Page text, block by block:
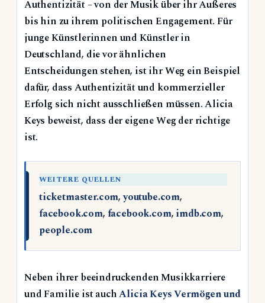
Authentizität – von der Musik über ihr Äußeres
bis hin zu ihrem politischen Engagement. Für
junge Künstlerinnen und Künstler in
Deutschland, die vor ähnlichen
Entscheidungen stehen, ist ihr Weg ein Beispiel
dafür, dass Authentizität und kommerzieller
Erfolg sich nicht ausschließen müssen. Alicia
Keys beweist, dass der eigene Weg der richtige
ist.
WEITERE QUELLEN
ticketmaster.com,youtube.com,
facebook.com, facebook.com, imdb.com,
people.com
Neben ihrer beeindruckenden Musikkarriere
und Familie ist auchAlicia Keys Vermögen und